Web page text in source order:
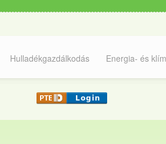
Hulladékgazdálkodás Energia- és